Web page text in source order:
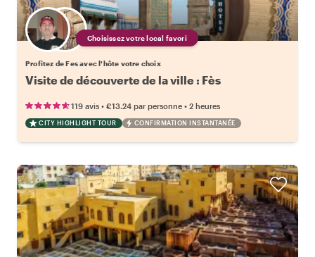
Choisissez votre local favori
Profitez de Fes avec l'hôte votre choix
Visite de découverte de la ville : Fès
119 avis • €13.24 par personne • 2 heures
CITY HIGHLIGHT TOUR CONFIRMATION INSTANTANÉE